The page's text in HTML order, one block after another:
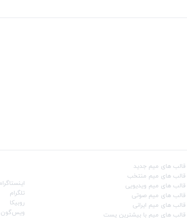
قالب‌ های میم جدید
قالب‌ های میم منتخب
قالب‌ های میم ویدیویی
قالب‌ های میم صوتی
قالب‌ های میم ایرانی
قالب‌ های میم با بیشترین پست
تلگرام
روبیکا
ویس‌گون